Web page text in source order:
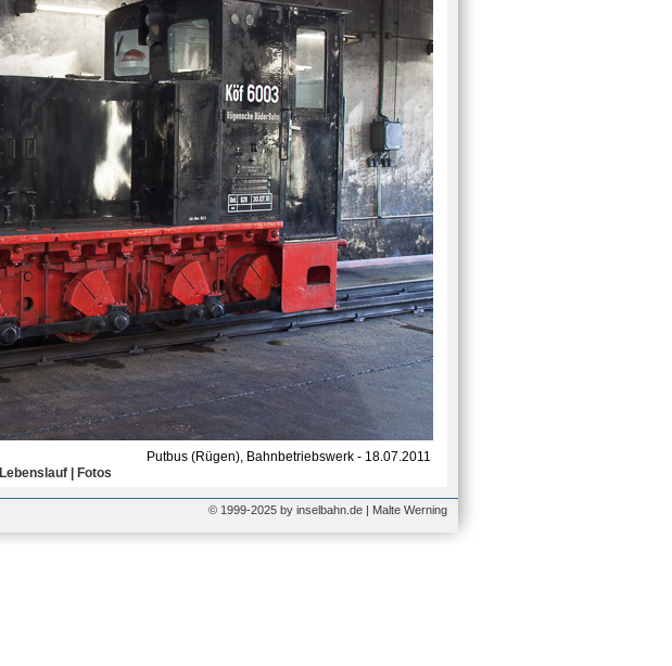
Putbus (Rügen), Bahnbetriebswerk - 18.07.2011
Lebenslauf | Fotos
© 1999-2025 by inselbahn.de | Malte Werning